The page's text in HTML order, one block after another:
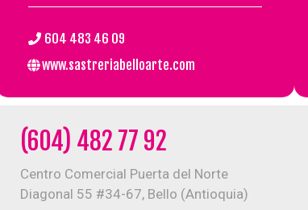
604 483 46 09
www.sastreriabelloarte.com
(604) 482 77 92
Centro Comercial Puerta del Norte
Diagonal 55 #34-67, Bello (Antioquia)